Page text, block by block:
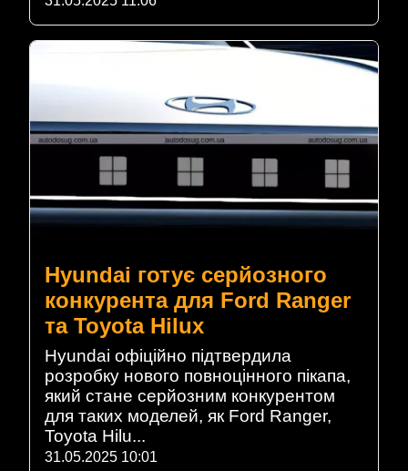
Hyundai готує серйозного
конкурента для Ford Ranger
та Toyota Hilux
Hyundai офіційно підтвердила
розробку нового повноцінного пікапа,
який стане серйозним конкурентом
для таких моделей, як Ford Ranger,
Toyota Hilu...
31.05.2025 10:01